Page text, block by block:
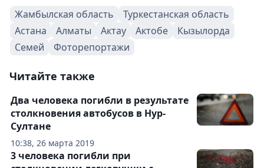
Жамбылская область
Туркестанская область
Астана
Алматы Актау Актобе
Кызылорда
Семей
Фоторепортажи
Читайте также
10:38, 26 марта 2019
Два человека погибли в результате
столкновения автобусов в Нур-
Султане
3 человека погибли при